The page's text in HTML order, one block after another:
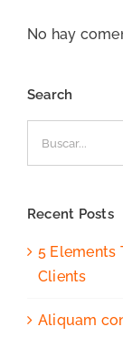
No hay
Search
Recent Posts
5 Elements
Clients
Aliquam